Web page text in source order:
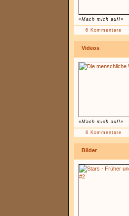
«Mach mich auf!»
6 Kommentare
Videos
«Mach mich auf!»
8 Kommentare
Bilder